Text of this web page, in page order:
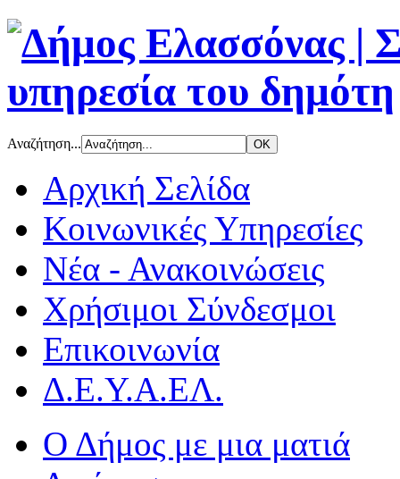
Αναζήτηση...
Αρχική Σελίδα
Κοινωνικές Υπηρεσίες
Νέα - Ανακοινώσεις
Χρήσιμοι Σύνδεσμοι
Επικοινωνία
Δ.Ε.Υ.Α.ΕΛ.
Ο Δήμος με μια ματιά